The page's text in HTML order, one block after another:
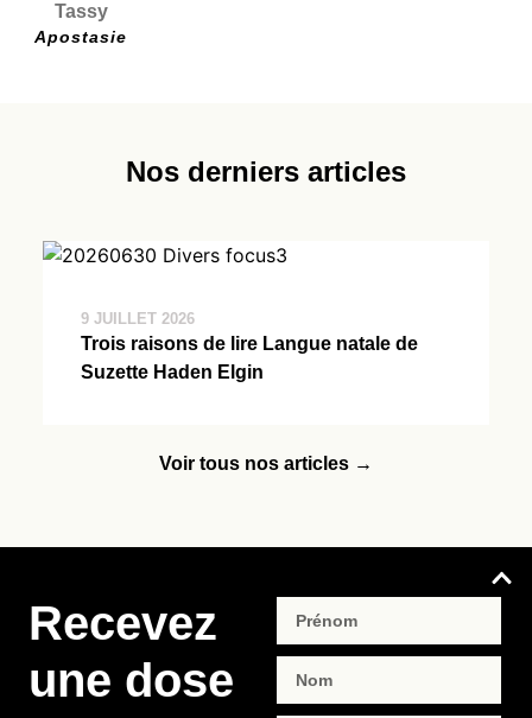
Tassy
Apostasie
Nos derniers articles
9 JUILLET 2026
Trois raisons de lire Langue natale de
Suzette Haden Elgin
Voir tous nos articles →
Recevez
une dose